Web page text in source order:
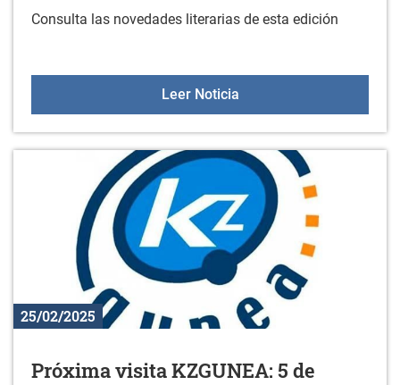
Consulta las novedades literarias de esta edición
Leer NoticiaNuevos libros en la
25/02/2025
Próxima visita KZGUNEA: 5 de